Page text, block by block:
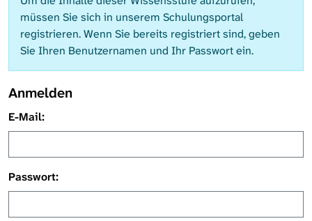
müssen Sie sich in unserem Schulungsportal
registrieren. Wenn Sie bereits registriert sind, geben
Sie Ihren Benutzernamen und Ihr Passwort ein.
Anmelden
E-Mail:
Passwort: